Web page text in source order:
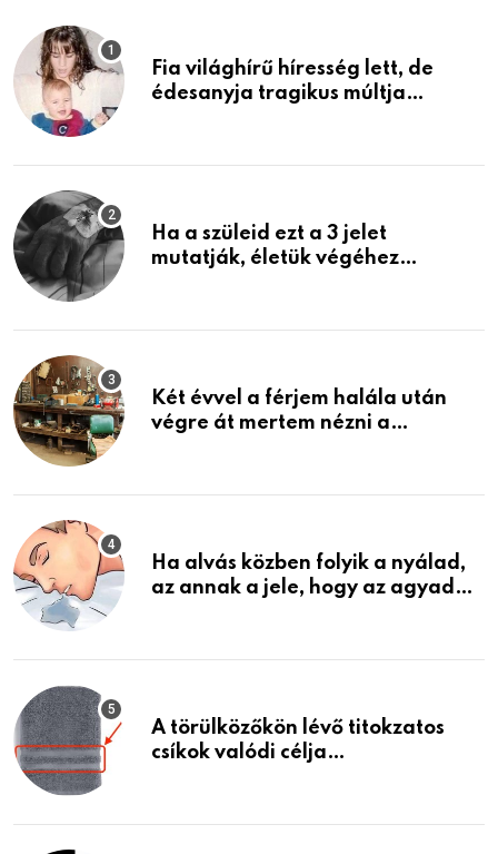
Fia világhírű híresség lett, de
édesanyja tragikus múltja
Ha a szüleid ezt a 3 jelet
mutatják, életük végéhez
Két évvel a férjem halála után
végre át mertem nézni a
életemet
Ha alvás közben folyik a nyálad,
az annak a jele, hogy az agyad…
A törülközőkön lévő titokzatos
csíkok valódi célja…